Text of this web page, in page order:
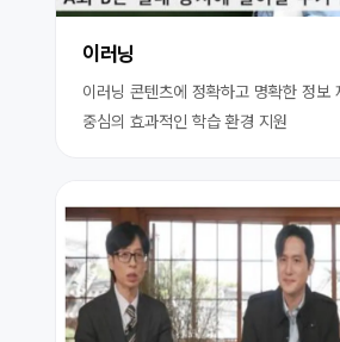
이러닝
이러닝 콘텐츠에 정확하고 명확한 정보
중심의 효과적인 학습 환경 지원